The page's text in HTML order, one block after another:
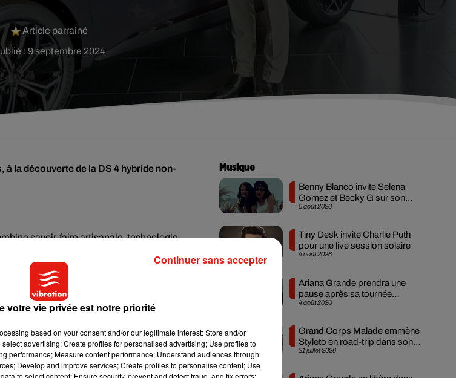
: 9 septembre 2024
Article parrainé
la découverte de la DS 4 hybride non-
savoir-faire artisanale, technologie
Musique
5 août 2026
Benny Blanco invite Selena
Gomez et Becky G sur son
nouveau single
4 août 2026
Tiny Desk invite Charlie Puth
pour une live session solaire
4 août 2026
Ariana Grande prendra une
pause après sa tournée
mondiale
31 juillet 2026
Grand Corps Malade emmène
Styleto en road-trip dans son
nouveau clip
votre vie privée est notre priorité
based on your consent and/or our legitimate interest: Store and/or
advertising; Create profiles for personalised advertising; Use profiles to
performance; Measure content performance; Understand audiences through
Develop and improve services; Create profiles to personalise content; Use
to select content; Ensure security, prevent and detect fraud, and fix errors;
Continuer sans accepter